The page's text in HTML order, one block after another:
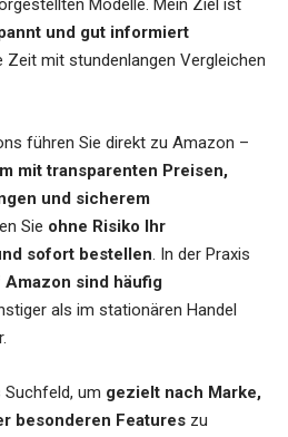
Modelle. Mein Ziel ist
und gut informiert
Zeit mit stundenlangen Vergleichen
führen Sie direkt zu Amazon –
mit transparenten Preisen,
und sicherem
Sie ohne Risiko Ihr
sofort bestellen. In der Praxis
Amazon sind häufig
als im stationären Handel
um gezielt nach Marke,
besonderen Features zu